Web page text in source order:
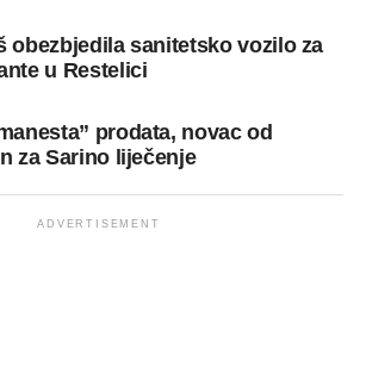
obezbjedila sanitetsko vozilo za
u Restelici
prodata, novac od
za Sarino liječenje
ADVERTISEMENT